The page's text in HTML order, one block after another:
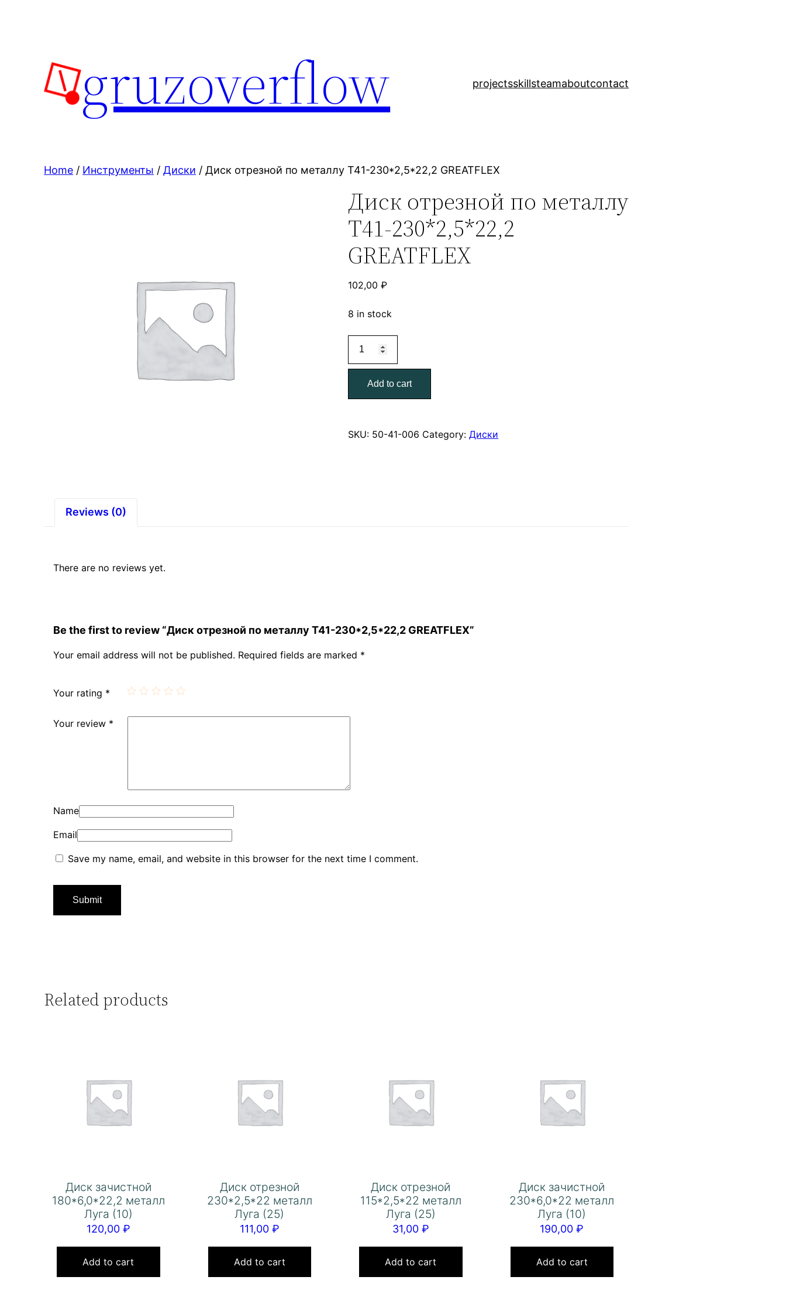
gruzoverflow projectsskillsteamaboutcontact
Home / Инструменты /Диски / Диск отрезной по металлу Т41-230*2,5*22,2 GREATFLEX
Диск отрезной по металлу
Т41-230*2,5*22,2
GREATFLEX
102,00₽
8 in stock
отрезной
по
металлу
Т41-
GREATFLEX
Add to cart
SKU: 50-41-006 Category:Диски
Reviews (0)
There are no reviews yet.
Be the first to review “Диск отрезной по металлу Т41-230*2,5*22,2 GREATFLEX”
Your email address will not be published. Required fields are marked *
Your rating *
Your review *
Name
Email
Save my name, email, and website in this browser for the next time I comment.
Related products
Диск зачистной
180*6,0*22,2 металл
Луга (10)
120,00 ₽
Add to cart
Диск отрезной
230*2,5*22 металл
Луга (25)
111,00 ₽
Add to cart
Диск отрезной
115*2,5*22 металл
Луга (25)
31,00 ₽
Add to cart
Диск зачистной
230*6,0*22 металл
Луга (10)
190,00₽
Add to cart